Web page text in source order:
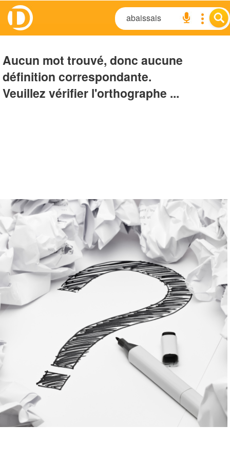
Aucun mot trouvé, donc aucune
définition correspondante.
Veuillez vérifier l'orthographe ...